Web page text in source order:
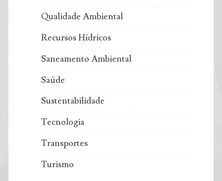
Qualidade Ambiental
Recursos Hídricos
Saneamento Ambiental
Saúde
Sustentabilidade
Tecnologia
Transportes
Turismo